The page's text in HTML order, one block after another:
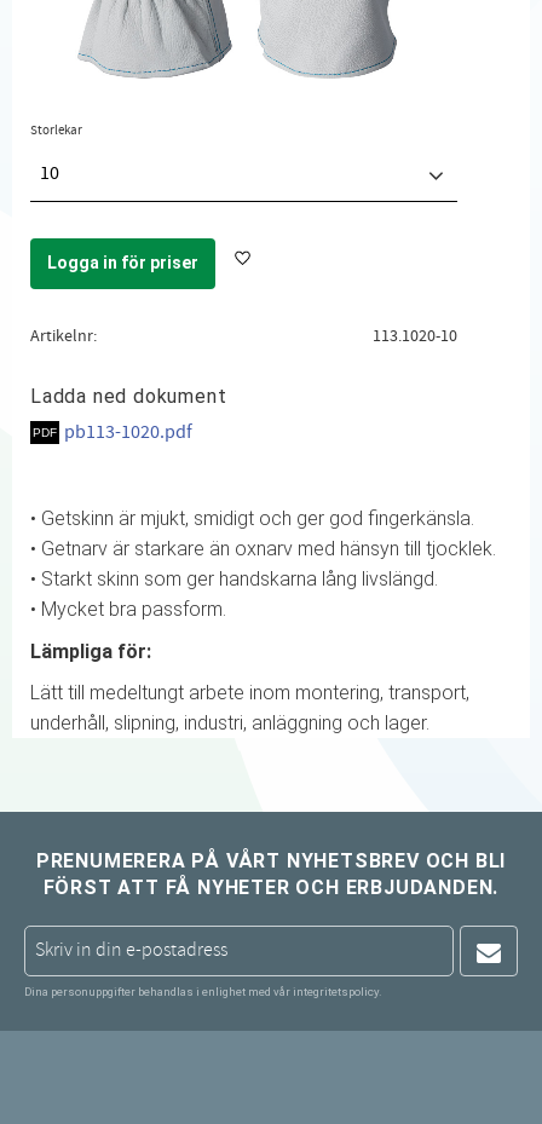
Storlekar
10
Logga in för priser Lägg till i favoriter
Artikelnr 113.1020-10
Ladda ned dokument
pb113-1020.pdf
• Getskinn är mjukt, smidigt och ger god fingerkänsla.
• Getnarv är starkare än oxnarv med hänsyn till tjocklek.
• Starkt skinn som ger handskarna lång livslängd.
• Mycket bra passform.
Lämpliga för:
Lätt till medeltungt arbete inom montering, transport,
underhåll, slipning, industri, anläggning och lager.
PRENUMERERA PÅ VÅRT NYHETSBREV OCH BLI
FÖRST ATT FÅ NYHETER OCH ERBJUDANDEN.
Dina personuppgifter behandlas i enlighet med vår integritetspolicy.